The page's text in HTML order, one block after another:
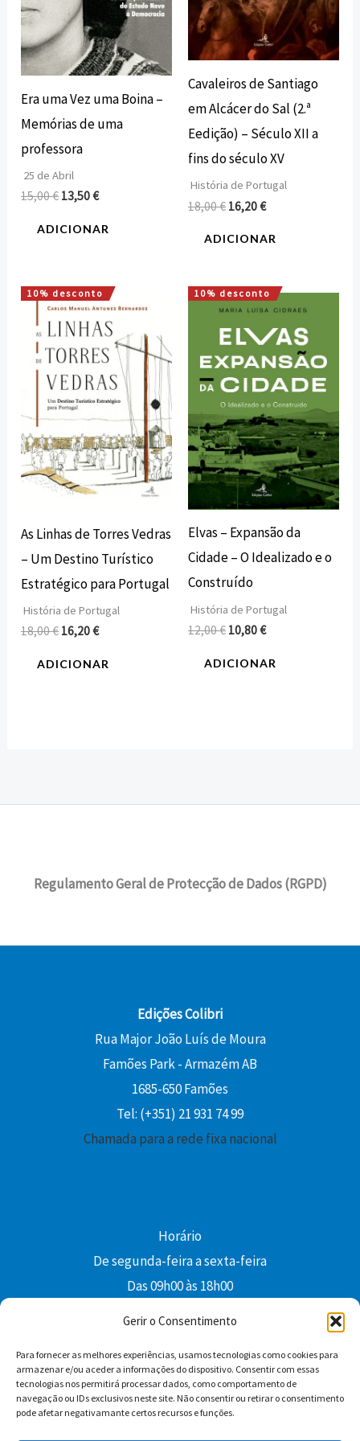
Gerir o Consentimento
Para fornecer as melhores experiências, usamos tecnologias como cookies para
armazenar e/ou aceder a informações do dispositivo. Consentir com essas
tecnologias nos permitirá processar dados, como comportamento de
navegação ou IDs exclusivos neste site. Não consentir ou retirar o consentimento
pode afetar negativamante certos recursos e funções.
Era uma Vez uma Boina –
Memórias de uma
professora
25 de Abril
15,00€ 13,50€
ADICIONAR
Cavaleiros de Santiago
em Alcácer do Sal (2.ª
Eedição) – Século XII a
fins do século XV
História de Portugal
18,00€ 16,20€
ADICIONAR
10% desconto
As Linhas de Torres Vedras
– Um Destino Turístico
Estratégico para Portugal
História de Portugal
18,00€
O
preço
original
era:
18,00 €.
16,20€
O
preço
atual
é:
16,20 €.
ADICIONAR
10% desconto
Elvas – Expansão da
Cidade – O Idealizado e o
Construído
História de Portugal
12,00€
O
preço
original
era:
12,00 €.
10,80€
O
preço
atual
é:
10,80 €.
ADICIONAR
Regulamento Geral de Protecção de Dados (RGPD)
Edições Colibri
Rua Major João Luís de Moura
Famões Park - Armazém AB
1685-650 Famões
Tel: (+351) 21 931 74 99
Chamada para a rede fixa nacional
Horário
De segunda-feira a sexta-feira
Das 09h00 às 18h00
Facebook YouTube Instagram
Whatsapp
Condições Gerais de Venda